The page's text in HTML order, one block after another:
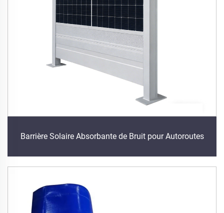
Barrière Solaire Absorbante de Bruit pour Autoroutes